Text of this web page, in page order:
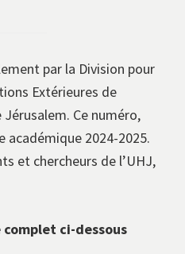
par la Division pour
Extérieures de
Ce numéro,
académique 2024-2025.
et chercheurs de l’UHJ,
ci-dessous